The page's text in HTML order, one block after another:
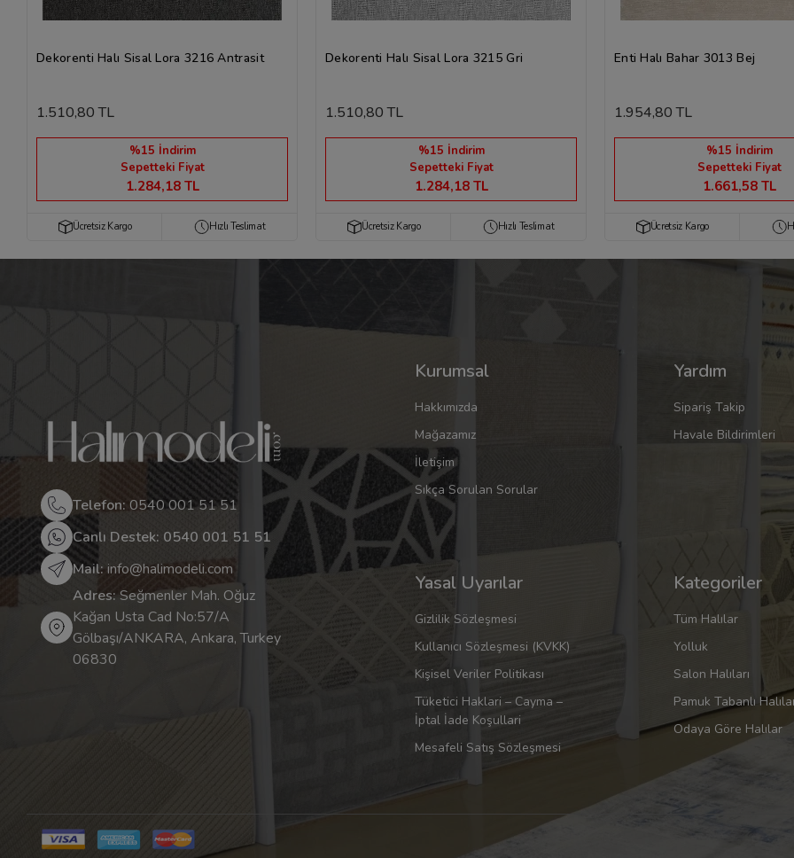
Dekorenti Halı Sisal Lora 3216 Antrasit
1.510,80 TL
%15 İndirim
Sepetteki Fiyat
1.284,18 TL
Ücretsiz Kargo Hızlı Teslimat
Dekorenti Halı Sisal Lora 3215 Gri
1.510,80 TL
%15 İndirim
Sepetteki Fiyat
1.284,18 TL
Ücretsiz Kargo Hızlı Teslimat
Enti Halı Bahar 3013 Bej
1.954,80 TL
%15 İndirim
Sepetteki Fiyat
1.661,58 TL
Ücretsiz Kargo
Telefon: 0540 001 51 51
Canlı Destek: 0540 001 51 51
Mail:info@halimodeli.com
Adres:Seğmenler Mah. Oğuz
Kağan Usta Cad No:57/A
Gölbaşı/ANKARA, Ankara, Turkey
06830
Kurumsal
Hakkımızda
Mağazamız
İletişim
Sıkça Sorulan Sorular
Yardım
Sipariş Takip
Havale Bildirimleri
Yasal Uyarılar
Gizlilik Sözleşmesi
Kullanıcı Sözleşmesi (KVKK)
Kişisel Veriler Politikası
Tüketici Haklari – Cayma –
İptal İade Koşullari
Mesafeli Satış Sözleşmesi
Kategoriler
Tüm Halılar
Yolluk
Salon Halıları
Pamuk Tabanlı
Odaya Göre Halılar